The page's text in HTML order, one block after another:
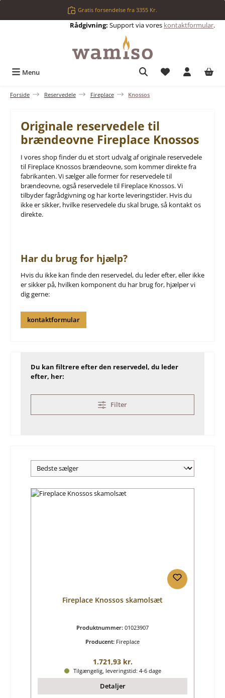
Gratis forsendelse fra 3355 Kr.
Rådgivning: Support via vores kontaktformular.
Menu Du har 0
Forside Reservedele Fireplace Knossos
Originale reservedele til
brændeovne Fireplace Knossos
I vores shop finder du et stort udvalg af originale reservedele
til Fireplace Knossos brændeovne, som kommer direkte fra
fabrikanten. Vi sælger alle former for reservedele til
brændeovne, også reservedele til Fireplace Knossos. Vi
tilbyder fagrådgivning og har korte leveringstider. Hvis du
ikke er sikker, hvilke reservedele du skal bruge, så kontakt os
direkte.
Har du brug for hjælp?
Hvis du ikke kan finde den reservedel, du leder efter, eller ikke
er sikker på, hvilken komponent du har brug for, hjælper vi
dig gerne:
kontaktformular
Du kan filtrere efter den reservedel, du leder
efter, her:
Filter
Fireplace Knossos skamolsæt
Produktnummer: 01023907
Producent: Fireplace
Almindelig pris:
1.721,93 kr.
Tilgængelig, leveringstid: 4-6 dage
Detaljer